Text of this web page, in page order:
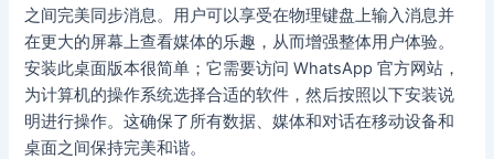
之间完美同步消息。用户可以享受在物理键盘上输入消息并
在更大的屏幕上查看媒体的乐趣，从而增强整体用户体验。
安装此桌面版本很简单；它需要访问 WhatsApp 官方网站，
为计算机的操作系统选择合适的软件，然后按照以下安装说
明进行操作。这确保了所有数据、媒体和对话在移动设备和
桌面之间保持完美和谐。